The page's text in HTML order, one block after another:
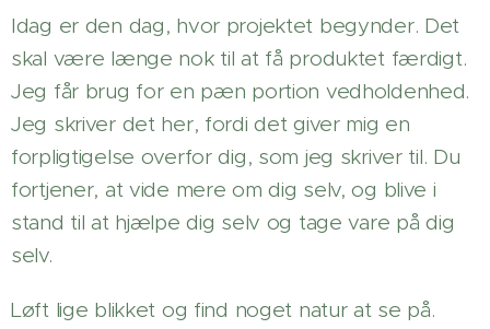
Idag er den dag, hvor projektet begynder. Det
skal være længe nok til at få produktet færdigt.
Jeg får brug for en pæn portion vedholdenhed.
Jeg skriver det her, fordi det giver mig en
forpligtigelse overfor dig, som jeg skriver til. Du
fortjener, at vide mere om dig selv, og blive i
stand til at hjælpe dig selv og tage vare på dig
selv.
Løft lige blikket og find noget natur at se på.